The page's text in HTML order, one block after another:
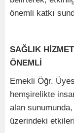
önemli katkı
SAĞLIK
ÖNEMLİ
Emekli Öğr.
hemşirelikte
alan
üzerindeki